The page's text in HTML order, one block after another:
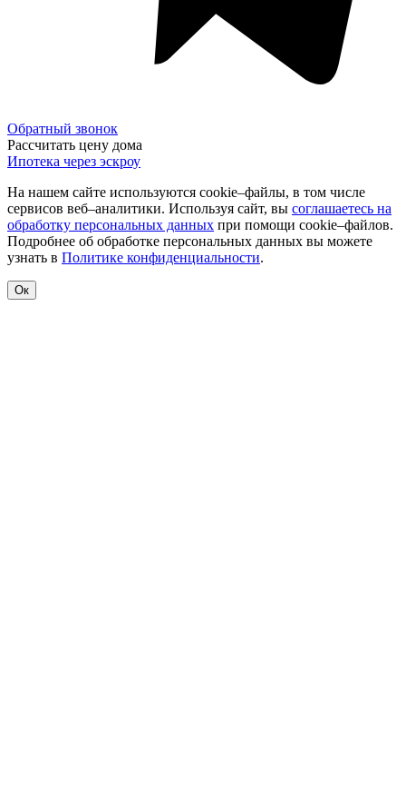
Обратный звонок
Рассчитать цену дома
Ипотека через эскроу
На нашем сайте используются cookie–файлы, в том числе
сервисов веб–аналитики. Используя сайт, вы соглашаетесь на
обработку персональных данных при помощи cookie–файлов.
Подробнее об обработке персональных данных вы можете
узнать в Политике конфиденциальности.
Ок